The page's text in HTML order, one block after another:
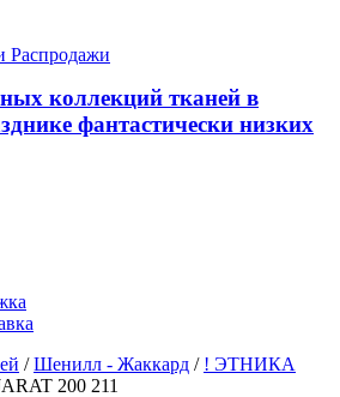
Распродажи
коллекций тканей в
фантастически низких
/ Шенилл - Жаккард / ! ЭТНИКА
200 211